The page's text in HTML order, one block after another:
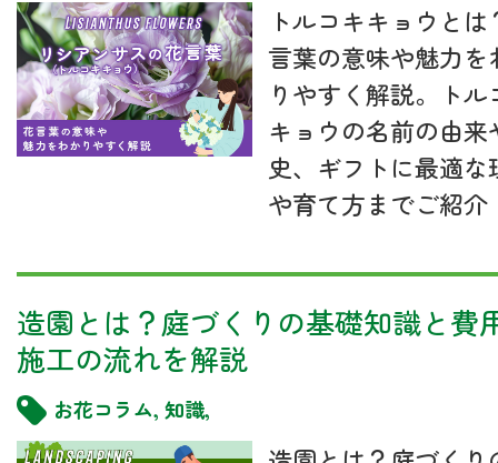
トルコキキョウとは
言葉の意味や魅力を
りやすく解説。トル
キョウの名前の由来
史、ギフトに最適な
や育て方までご紹介
造園とは？庭づくりの基礎知識と費
施工の流れを解説
お花コラム, 知識,